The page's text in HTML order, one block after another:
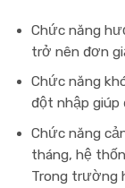
Chức năng
trở nên đơn
Chức năng
đột nhập giúp
Chức năng
tháng, hệ
Trong trường